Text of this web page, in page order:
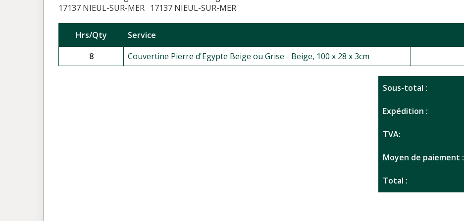
17137 NIEUL-SUR-MER 17137 NIEUL-SUR-MER
Hrs/Qty Service
8
Couvertine Pierre d'Egypte Beige ou Grise - Beige, 100 x 28 x 3cm
Sous-total :
Expédition :
TVA:
Moyen de paiement :
Total :